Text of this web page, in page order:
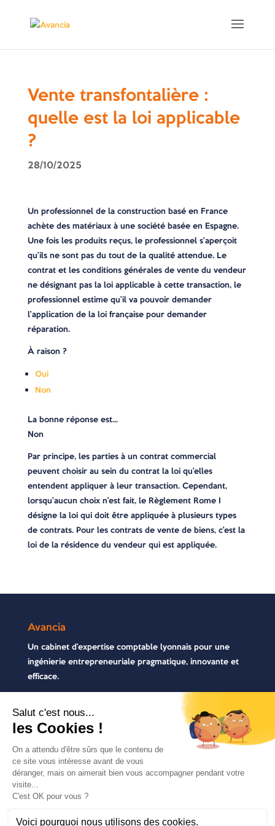
Vente transfontalière :
quelle est la loi applicable
?
28/10/2025
Un professionnel de la construction basé en France
achète des matériaux à une société basée en Espagne.
Une fois les produits reçus, le professionnel s’aperçoit
qu’ils ne sont pas du tout de la qualité attendue. Le
contrat et les conditions générales de vente du vendeur
ne désignant pas la loi applicable à cette transaction, le
professionnel estime qu’il va pouvoir demander
l’application de la loi française pour demander
réparation.
À raison ?
Oui
Non
La bonne réponse est…
Non
Par principe, les parties à un contrat commercial
peuvent choisir au sein du contrat la loi qu’elles
entendent appliquer à leur transaction. Cependant,
lorsqu’aucun choix n’est fait, le Règlement Rome I
désigne la loi qui doit être appliquée à plusieurs types
de contrats. Pour les contrats de vente de biens, c’est la
loi de la résidence du vendeur qui est appliquée.
Avancia
Un cabinet d’expertise comptable lyonnais pour une
ingénierie entrepreneuriale pragmatique, innovante et
efficace.
Contactez-nous
04 72 71 54 72
30, rue Pré Gaudry, 69007 Lyon
contact@avancia.fr